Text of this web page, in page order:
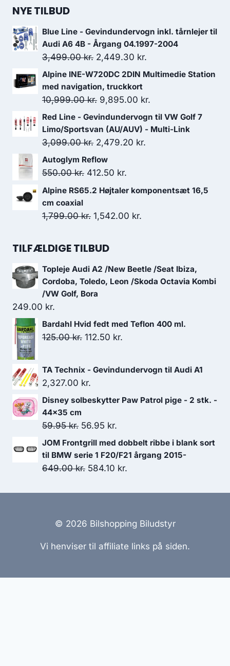
NYE TILBUD
Blue Line - Gevindundervogn inkl. tårnlejer til
Audi A6 4B - Årgang 04.1997-2004
3,499.00kr. Den
oprindelige
pris
var:
3,499.00 kr..
2,449.30 kr.
aktuelle
er:
2,449.30 kr..
Alpine INE-W720DC 2DIN Multimedie Station
med navigation, truckkort
10,999.00kr. Den
oprindelige
pris
var:
9,895.00 kr.
aktuelle
pris
Red Line - Gevindundervogn til VW Golf 7
Limo/Sportsvan (AU/AUV) - Multi-Link
3,099.00kr. Den
oprindelige
pris
3,099.00 kr..
2,479.20 kr.
2,479.20 kr..
Autoglym Reflow
550.00kr. Den
oprindelige
var:
412.50 kr.
aktuelle
er:
Alpine RS65.2 Højtaler komponentsæt 16,5
cm coaxial
1,799.00kr. Den
pris
1,799.00 kr..
1,542.00 kr.
1,542.00 kr..
TILFÆLDIGE TILBUD
Topleje Audi A2 /New Beetle /Seat Ibiza,
Cordoba, Toledo, Leon /Skoda Octavia Kombi
/VW Golf, Bora
249.00 kr.
Bardahl Hvid fedt med Teflon 400 ml.
125.00kr. Den
pris
var:
112.50 kr.
pris
TA Technix - Gevindundervogn til Audi A1
2,327.00 kr.
Disney solbeskytter Paw Patrol pige - 2 stk. -
44x35 cm
59.95kr. Den
oprindelige
pris
var:
56.95 kr.
aktuelle
pris
er:
JOM Frontgrill med dobbelt ribbe i blank sort
til BMW serie 1 F20/F21 årgang 2015-
649.00kr. Den
pris
649.00 kr..
584.10 kr.
pris
584.10 kr..
© 2026 Bilshopping Biludstyr
Vi henviser til affiliate links på siden.